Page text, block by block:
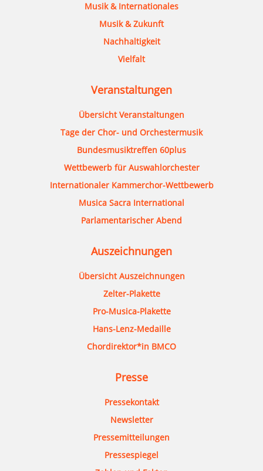
Musik & Internationales
Musik & Zukunft
Nachhaltigkeit
Vielfalt
Veranstaltungen
Übersicht Veranstaltungen
Tage der Chor- und Orchestermusik
Bundesmusiktreffen 60plus
Wettbewerb für Auswahlorchester
Internationaler Kammerchor-Wettbewerb
Musica Sacra International
Parlamentarischer Abend
Auszeichnungen
Übersicht Auszeichnungen
Zelter-Plakette
Pro-Musica-Plakette
Hans-Lenz-Medaille
Chordirektor*in BMCO
Presse
Pressekontakt
Newsletter
Pressemitteilungen
Pressespiegel